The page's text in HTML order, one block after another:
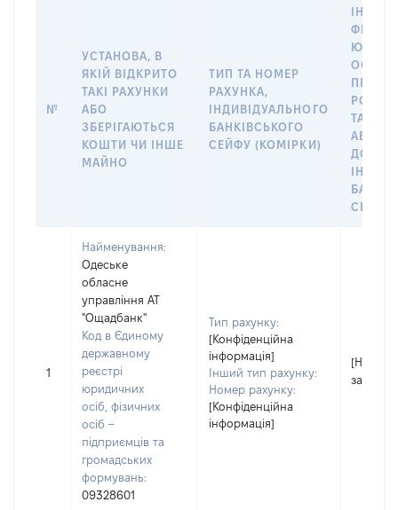
№
УСТАНОВА, В
ЯКІЙ ВІДКРИТО
ТАКІ РАХУНКИ
АБО
ЗБЕРІГАЮТЬСЯ
КОШТИ ЧИ ІНШЕ
МАЙНО
ТИП ТА НОМЕР
РАХУНКА,
ІНДИВІДУАЛЬНОГО
БАНКІВСЬКОГО
СЕЙФУ (КОМІРКИ)
ПРАВО
ТАКИМ
АБО
ДО
СЕЙФУ
1
Найменування:
Одеське
обласне
управління АТ
"Ощадбанк"
Код в Єдиному
державному
реєстрі
юридичних
осіб, фізичних
осіб –
підприємців та
громадських
формувань:
09328601
Тип рахунку:
[Конфіденційна
інформація]
Інший тип рахунку:
Номер рахунку:
[Конфіденційна
інформація]
[Не